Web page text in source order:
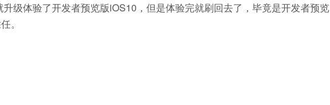
级体验了开发者预览版iOS10，但是体验完就刷回去了，毕竟是开发者预览
。